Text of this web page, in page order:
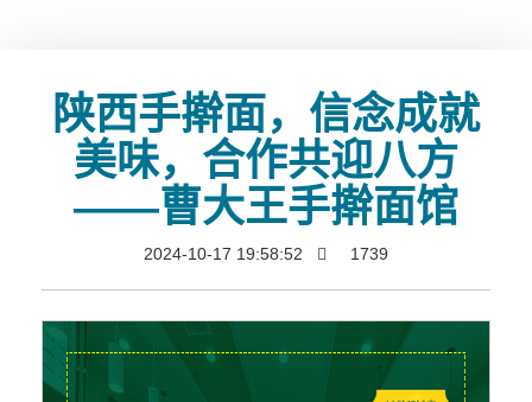
陕西手擀面，信念成就
美味，合作共迎八方
——曹大王手擀面馆
2024-10-17 19:58:52 1739